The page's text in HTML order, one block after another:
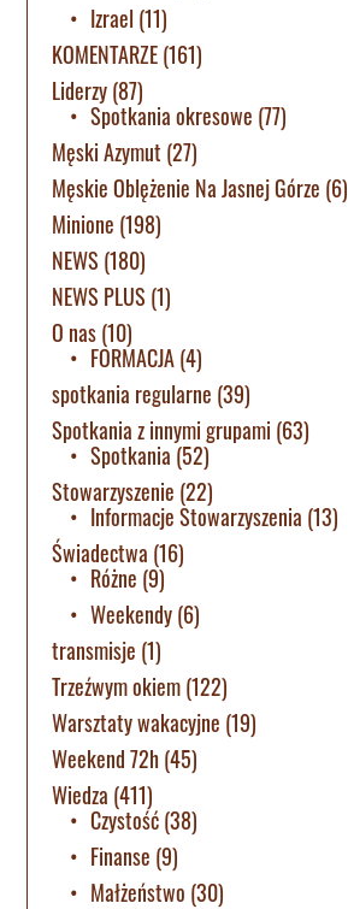
Izrael (11)
KOMENTARZE(161)
Liderzy(87)
Spotkania okresowe (77)
Męski Azymut (27)
Męskie Oblężenie Na Jasnej Górze (6)
Minione (198)
NEWS (180)
NEWS PLUS (1)
O nas(10)
FORMACJA(4)
spotkania regularne (39)
Spotkania z innymi grupami (63)
Spotkania (52)
Stowarzyszenie (22)
Informacje Stowarzyszenia (13)
Świadectwa (16)
Różne (9)
Weekendy(6)
transmisje (1)
Trzeźwym okiem(122)
Warsztaty wakacyjne (19)
Weekend 72h(45)
Wiedza (411)
Czystość(38)
Finanse (9)
Małżeństwo (30)